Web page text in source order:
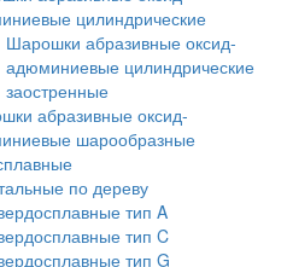
цилиндрические
Шарошки абразивные оксид-
адюминиевые цилиндрические
заостренные
абразивные оксид-
шарообразные
по дереву
тип A
тип C
тип G